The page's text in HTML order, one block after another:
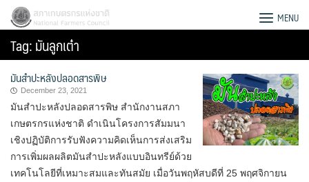
Skip
content
สภาเกษตรกรแห่งชาติ MENU
Tag:มันลูกเต๋า
มันสำปะหลังปลอดสารพิษ
December 23, 2021
มันสำปะหลังปลอดสารพิษ สำนักงานสภา
เกษตรกรแห่งชาติ ดำเนินโครงการสัมมนา
เชิงปฏิบัติการรับฟังความคิดเห็นการส่งเสริม
การเพิ่มผลผลิตมันสำปะหลังแบบอินทรีย์ด้วย
เทคโนโลยีที่เหมาะสมและทันสมัย เมื่อวันพฤหัสบดีที่ 25 พฤศจิกายน